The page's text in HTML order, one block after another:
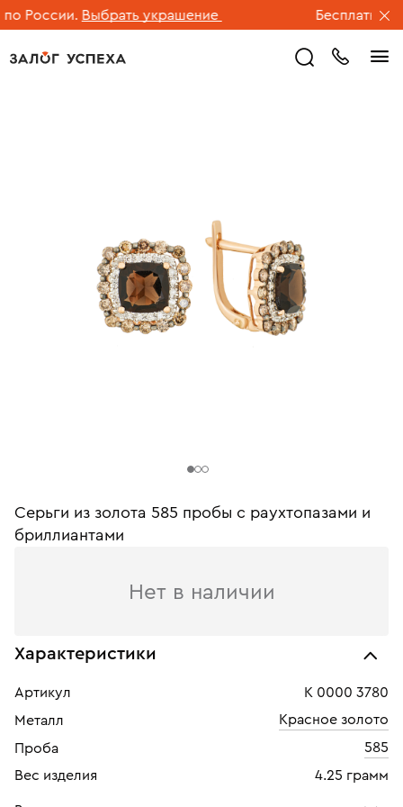
России. Выбрать украшение Бесплатная
Серьги из золота 585 пробы c раухтопазами и
бриллиантами
Нет в наличии
Характеристики
Артикул
К 0000 3780
Металл
Красное золото
Проба
585
Вес изделия
4.25 грамм